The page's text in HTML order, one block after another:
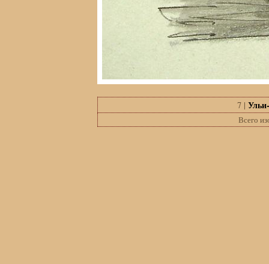
7 |
Всего